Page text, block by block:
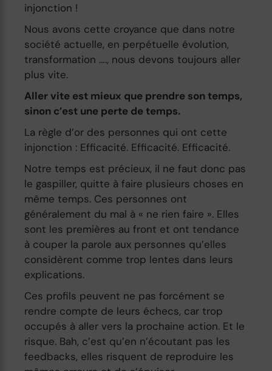
injonction !
Nous avons cette croyance que dans notre
société actuelle, en perpétuelle évolution,
transformation …., nous devons toujours aller
plus vite.
Aller vite est mieux que prendre son temps,
sinon c’est une perte de temps.
La règle d’or des personnes qui ont cette
injonction : Efficacité. Efficacité. Efficacité.
Notre temps est précieux, il ne faut donc pas
le gaspiller, quitte à faire plusieurs choses en
même temps. Ces personnes ont
généralement du mal à « ne rien faire ». Elles
sont les premières au front et ont tendance
à couper la parole aux personnes qu’elles
considèrent comme trop lentes dans leurs
explications.
Ces profils peuvent ne pas forcément se
rendre compte de leurs échecs, car trop
occupés à aller vers la prochaine action. Et le
risque. Bah, c’est qu’en n’écoutant pas les
feedbacks, elles risquent de reproduire les